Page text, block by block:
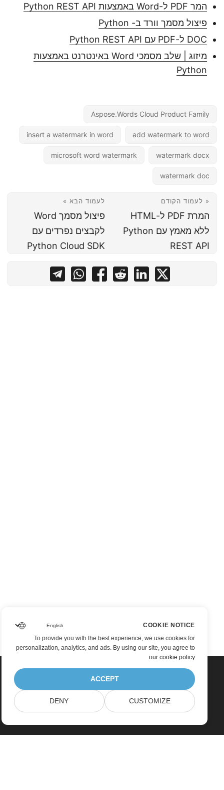
המר PDF ל-Word באמצעות Python REST API
פיצול מסמך וורד ב- Python
DOC ל-PDF עם Python REST API
מיזוג | שלב מסמכי Word באינטרנט באמצעות
Python
Aspose.Words Cloud Product Family
add watermark to word
insert a watermark in word
watermark docx
microsoft word watermark
watermark doc
« לעמוד הקודם
המרת PDF ל-HTML
ללא מאמץ עם Python
REST API
לעמוד הבא »
פיצול מסמך Word
לקבצים נפרדים עם
Python Cloud SDK
COOKIE NOTICE
To provide you with the best experience, we use cookies for
personalization, analytics, and ads. By using our site, you agree to
our cookie policy
.
ACCEPT
CUSTOMIZE
DENY